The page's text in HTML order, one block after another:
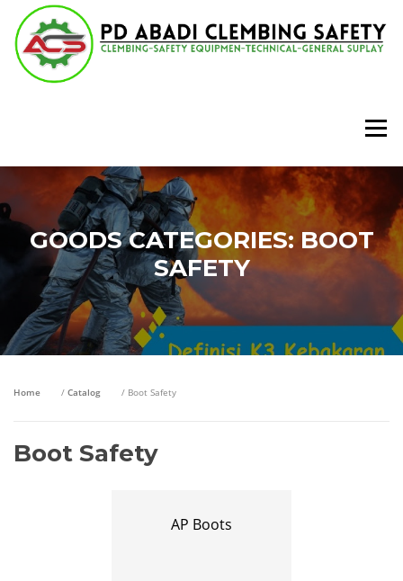
Lompat
konten
Menu
GOODS CATEGORIES: BOOT
SAFETY
Home / Catalog / Boot Safety
Boot Safety
AP Boots